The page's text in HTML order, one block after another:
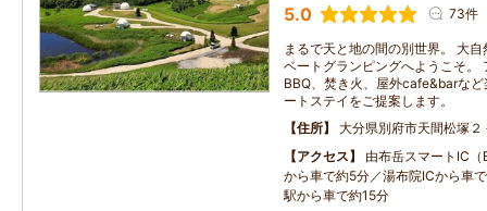
5.0 73件
まるで天と地の間の別世界。 大
ベートグランピングへようこそ。
BBQ、焚き火、屋外cafe&barな
ートステイをご提案します。
住所
大分県別府市天間松塚２
アクセス
由布岳スマートIC
から車で約5分／湯布院ICから車
駅から車で約15分